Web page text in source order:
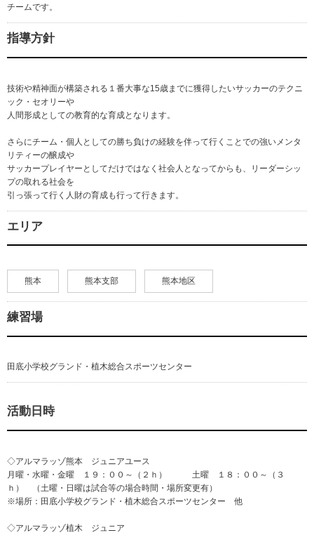
チームです。
指導方針
技術や精神面が構築される１番大事な15歳までに獲得したいサッカーのテクニ
ック・セオリーや
人間形成としての教育的な育成となります。
さらにチーム・個人としての勝ち負けの経験を伴って行くことでの強いメンタ
リティーの醸成や
サッカープレイヤーとしてだけではなく社会人となってからも、リーダーシッ
プの取れる社会を
引っ張って行く人財の育成も行って行きます。
エリア
熊本 熊本支部 熊本地区
練習場
田底小学校グランド・植木総合スポーツセンター
活動日時
◇アルマラッゾ熊本 ジュニアユース
月曜・水曜・金曜 １９：００～（２ｈ） 土曜 １８：００～（３
ｈ） （土曜・日曜は試合等の場合時間・場所変更有）
※場所：田底小学校グランド・植木総合スポーツセンター 他
◇アルマラッゾ植木 ジュニア